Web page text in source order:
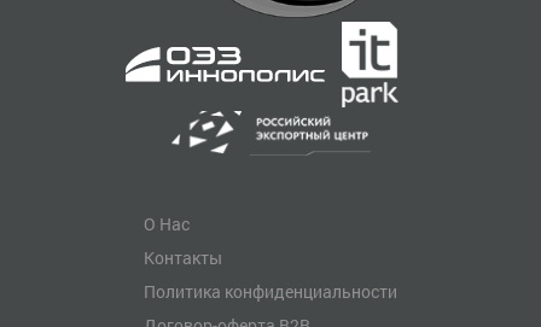
О Нас
Контакты
Политика конфиденциальности